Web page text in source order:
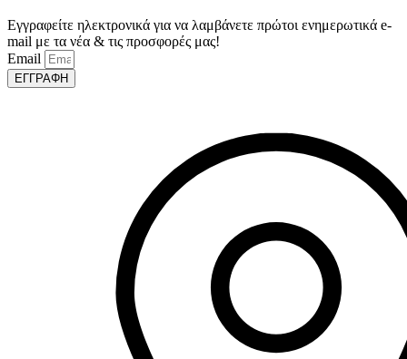
Εγγραφείτε ηλεκτρονικά για να λαμβάνετε πρώτοι ενημερωτικά e-
mail με τα νέα & τις προσφορές μας!
Email
ΕΓΓΡΑΦΗ